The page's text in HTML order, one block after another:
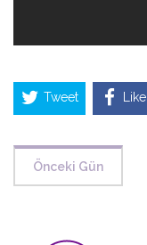
Tweet Like
Önceki Gün